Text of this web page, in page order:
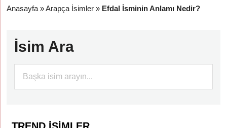
Anasayfa »Arapça İsimler » Efdal İsminin Anlamı Nedir?
İsim Ara